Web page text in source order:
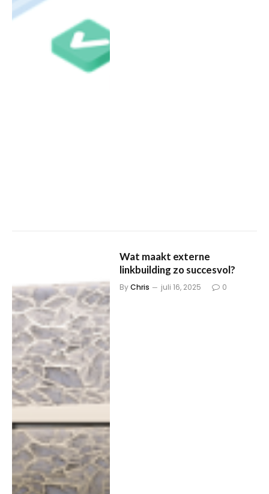
Wat maakt externe
linkbuilding zo succesvol?
ByChris juli 16, 2025 0